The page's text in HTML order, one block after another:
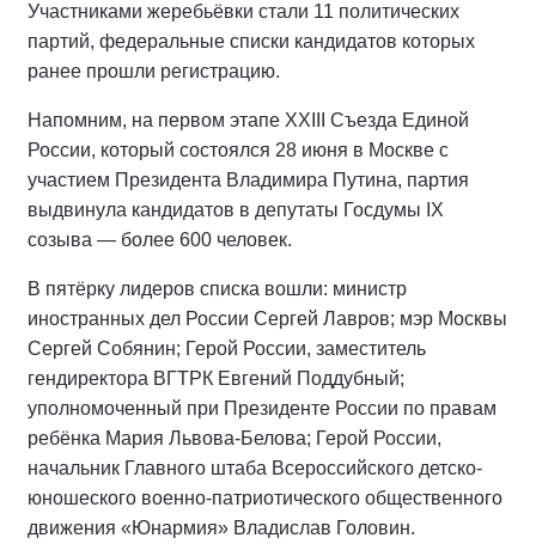
Участниками жеребьёвки стали 11 политических
партий, федеральные списки кандидатов которых
ранее прошли регистрацию.
Напомним, на первом этапе XXIII Съезда Единой
России, который состоялся 28 июня в Москве с
участием Президента Владимира Путина, партия
выдвинула кандидатов в депутаты Госдумы IX
созыва — более 600 человек.
В пятёрку лидеров списка вошли: министр
иностранных дел России Сергей Лавров; мэр Москвы
Сергей Собянин; Герой России, заместитель
гендиректора ВГТРК Евгений Поддубный;
уполномоченный при Президенте России по правам
ребёнка Мария Львова-Белова; Герой России,
начальник Главного штаба Всероссийского детско-
юношеского военно-патриотического общественного
движения «Юнармия» Владислав Головин.